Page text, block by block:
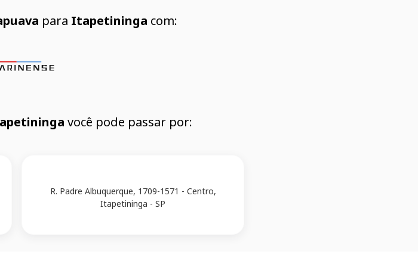
para Itapetininga com:
você pode passar por:
R. Padre Albuquerque, 1709-1571 - Centro,
Itapetininga - SP